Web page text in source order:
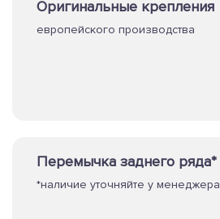
Оригинальные крепления
европейского производства
Перемычка заднего ряда*
*наличие уточняйте у менеджера